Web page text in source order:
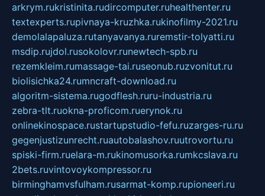
arkrym.rukristinita.rudircomputer.ruhealthenter.ru
textexperts.rupivnaya-kruzhka.rukinofilmy-2021.ru
demolalapaluza.rutanyavanya.ruremstir-tolyatti.ru
msdip.rujdol.rusokolovr.runewtech-spb.ru
rezemkleim.rumassage-tai.ruseonub.ruzvonitut.ru
biolisichka24.rumncraft-download.ru
algoritm-sistema.rugodflesh.ruru-industria.ru
zebra-tlt.ruokna-proficom.ruerynok.ru
onlinekinospace.rustartupstudio-fefu.ruzarges-ru.ru
gegenjustizunrecht.ruautobalashov.ruutrovortu.ru
spiski-firm.ruelara-m.rukinomusorka.rumkcslava.ru
2bets.ruvintovoykompressor.ru
birminghamvsfulham.rusarmat-komp.rupioneeri.ru